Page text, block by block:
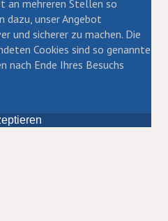
an mehreren Stellen so
dazu, unser Angebot
und sicherer zu machen. Die
Cookies sind so genannte
nach Ende Ihres Besuchs